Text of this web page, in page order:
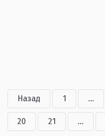
Назад 1 ...
20 21 ...